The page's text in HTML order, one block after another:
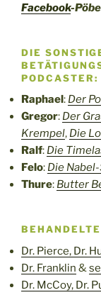
Facebook-
DIE
PODCASTER:
Raphael : Der
Gregor: Der
Krempel, Die
Ralf: Die
Felo: Die
Thure: Butter
Dr. Pierce, Dr.
Dr. Franklin &
Dr. McCoy, Dr.